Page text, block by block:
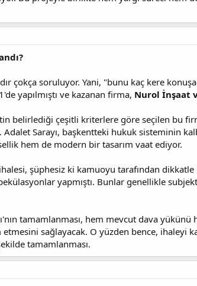
çokça soruluyor. Yani, "bunu kaç kere
yapılmıştı ve kazanan firma, Nurol İnşaat
belirlediği çeşitli kriterlere göre seçilen bu
Adalet Sarayı, başkentteki hukuk sisteminin
hem de modern bir tasarım vaat ediyor.
şüphesiz ki kamuoyu tarafından
yapmıştı. Bunlar genellikle
tamamlanması, hem mevcut dava yükünü
etmesini sağlayacak. O yüzden bence,
tamamlanması.